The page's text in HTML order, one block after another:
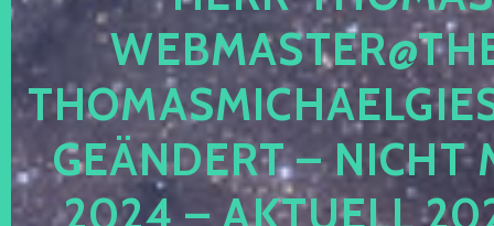
GEÄNDERT – NICHT
2024 – AKTUELL